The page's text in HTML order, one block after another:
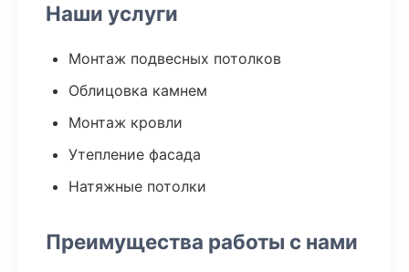
Наши услуги
Монтаж подвесных потолков
Облицовка камнем
Монтаж кровли
Утепление фасада
Натяжные потолки
Преимущества работы с нами